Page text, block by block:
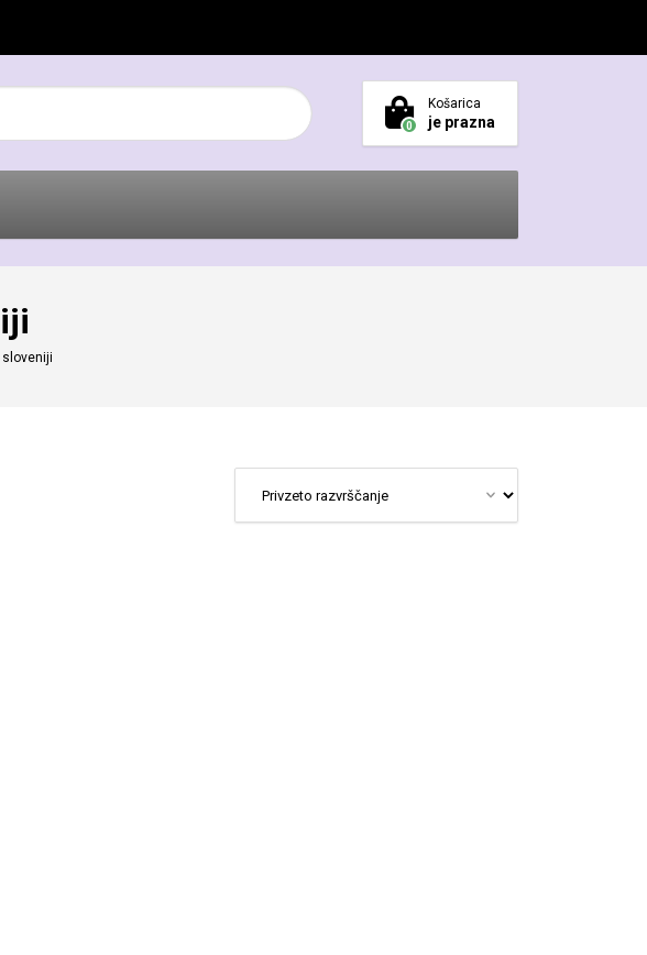
0
Košarica
je prazna